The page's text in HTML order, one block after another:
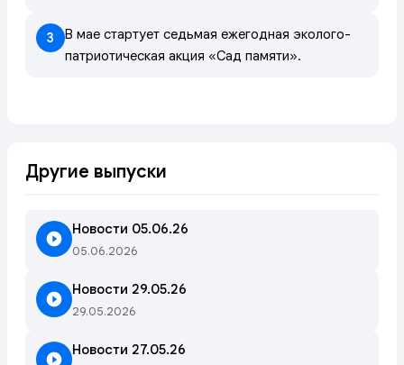
3
В мае стартует седьмая ежегодная эколого-
патриотическая акция «Сад памяти».
Другие выпуски
Новости 05.06.26
05.06.2026
Новости 29.05.26
29.05.2026
Новости 27.05.26